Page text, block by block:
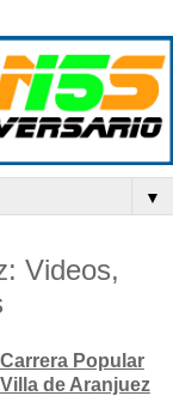
▼
Videos,
Carrera Popular
Villa de Aranjuez